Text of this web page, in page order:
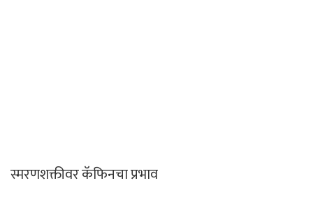
स्मरणशक्तीवर कॅफिनचा प्रभाव